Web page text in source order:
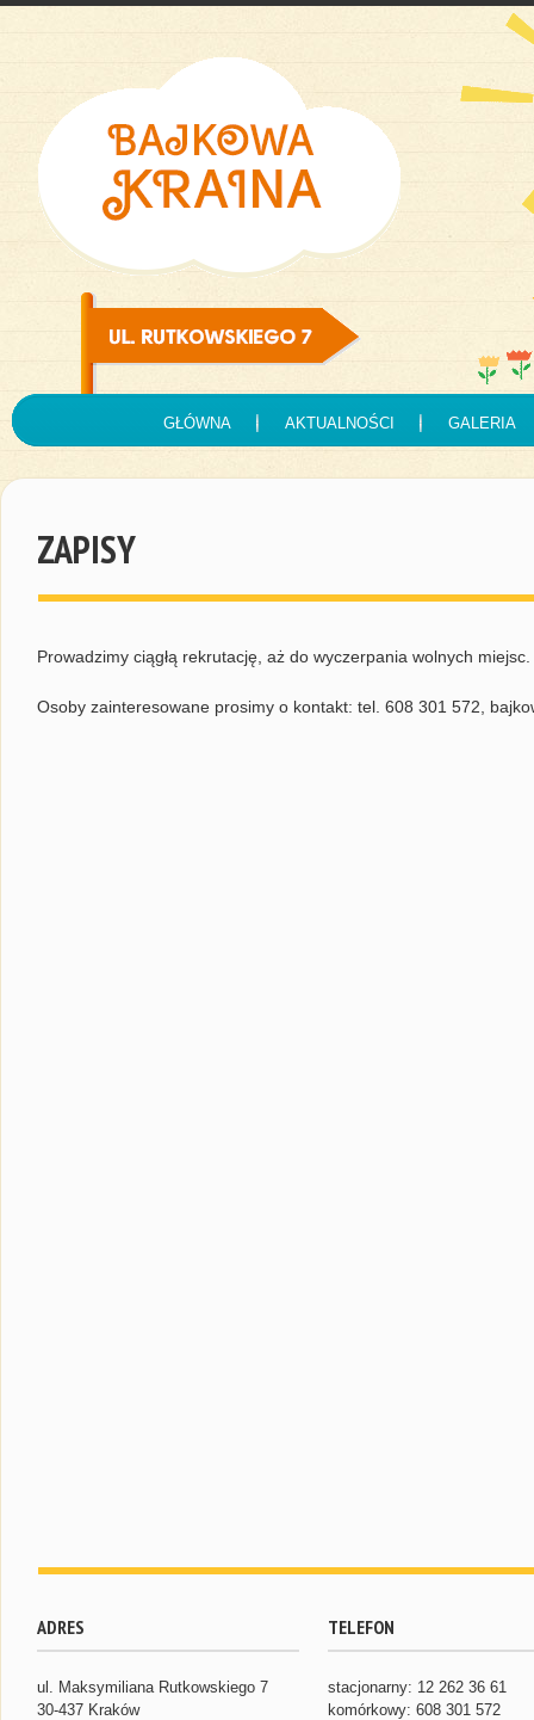
GŁÓWNA AKTUALNOŚCI GALERIA
ZAPISY
Prowadzimy ciągłą rekrutację, aż do wyczerpania wolnych miejsc.
Osoby zainteresowane prosimy o kontakt: tel. 608 301 572,
ADRES
ul. Maksymiliana Rutkowskiego 7
30-437 Kraków
TELEFON
stacjonarny: 12 262 36 61
komórkowy: 608 301 572